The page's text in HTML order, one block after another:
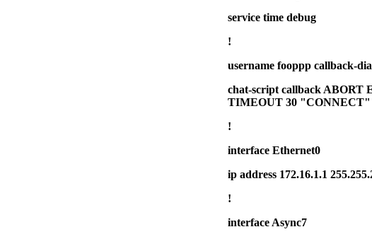
service time debug
!
username fooppp callback-
chat-script callback
TIMEOUT 30 "CONNECT"
!
interface Ethernet0
ip address 172.16.1.1
!
interface Async7